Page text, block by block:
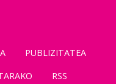
PUBLIZITATEA
RSS